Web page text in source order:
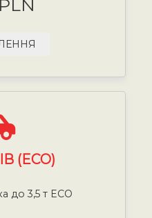
(ECO)
до 3,5 т ECO